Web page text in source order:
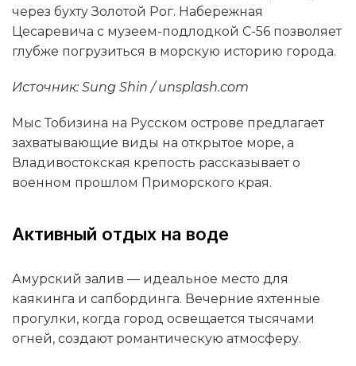
через бухту Золотой Рог. Набережная
Цесаревича с музеем-подлодкой С-56 позволяет
глубже погрузиться в морскую историю города.
Источник: Sung Shin / unsplash.com
Мыс Тобизина на Русском острове предлагает
захватывающие виды на открытое море, а
Владивостокская крепость рассказывает о
военном прошлом Приморского края.
Активный отдых на воде
Амурский залив — идеальное место для
каякинга и сапбординга. Вечерние яхтенные
прогулки, когда город освещается тысячами
огней, создают романтическую атмосферу.